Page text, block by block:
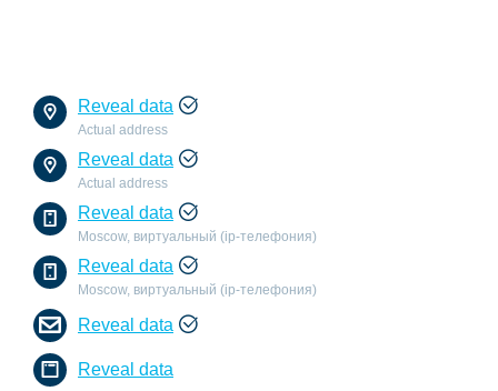
Reveal data
Actual address
Reveal data
Actual address
Reveal data
Moscow, виртуальный (ip-телефония)
Reveal data
Moscow, виртуальный (ip-телефония)
Reveal data
Reveal data